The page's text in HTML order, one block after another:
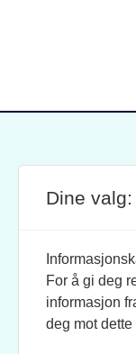
SITE FOOTER
EVEN
Dine valg:
For å gi deg
informasjon
deg mot